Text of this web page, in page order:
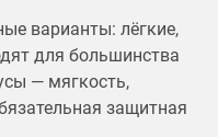
варианты: лёгкие,
для большинства
— мягкость,
защитная